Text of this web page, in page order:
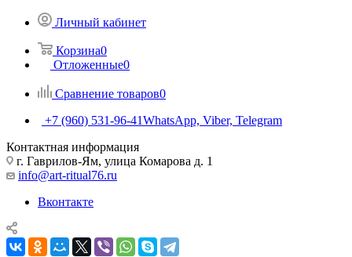
Личный кабинет
Корзина0
Отложенные0
Сравнение товаров0
+7 (960) 531-96-41WhatsApp, Viber, Telegram
Контактная информация
г. Гаврилов-Ям, улица Комарова д. 1
info@art-ritual76.ru
Вконтакте